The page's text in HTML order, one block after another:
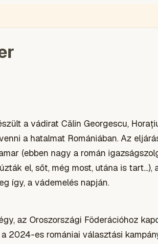
a vádirat Călin Georgescu,
a hatalmat Romániában. Az
(ebben nagy a román
el, sőt, még most, utána is tart...),
így, a vádemelés napján.
az Oroszországi Föderációhoz
2024-es romániai választási